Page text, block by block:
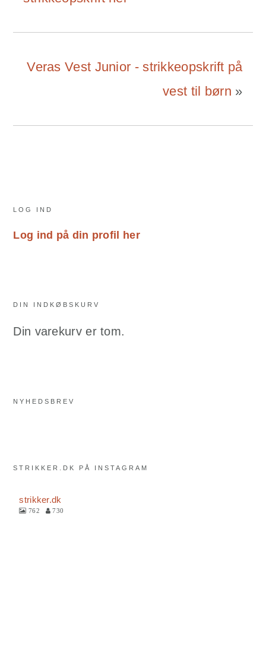
Veras Vest Junior - strikkeopskrift på
vest til børn »
Primary
Sidebar
LOG IND
Log ind på din profil her
DIN INDKØBSKURV
Din varekurv er tom.
NYHEDSBREV
STRIKKER.DK PÅ INSTAGRAM
strikker.dk
762 730